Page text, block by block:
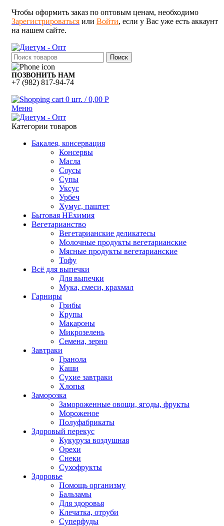
Чтобы оформить заказ по оптовым ценам, необходимо
Зарегистрироваться или Войти, если у Вас уже есть аккаунт
на нашем сайте.
Поиск
ПОЗВОНИТЬ НАМ
+7 (982) 817-94-74
0 шт. / 0,00 Р
Меню
Категории товаров
Бакалея, консервация
Консервы
Масла
Соусы
Супы
Уксус
Урбеч
Хумус, паштет
Бытовая НЕхимия
Вегетарианство
Вегетарианские деликатесы
Молочные продукты вегетарианские
Мясные продукты вегетарианские
Тофу
Всё для выпечки
Для выпечки
Мука, смеси, крахмал
Гарниры
Грибы
Крупы
Макароны
Микрозелень
Семена, зерно
Завтраки
Гранола
Каши
Сухие завтраки
Хлопья
Заморозка
Замороженные овощи, ягоды, фрукты
Мороженое
Полуфабрикаты
Здоровый перекус
Кукуруза воздушная
Орехи
Снеки
Сухофрукты
Здоровье
Помощь организму
Бальзамы
Для здоровья
Клечатка, отруби
Суперфуды